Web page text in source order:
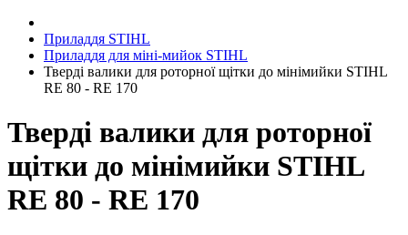
Приладдя STIHL
Приладдя для міні-мийок STIHL
Тверді валики для роторної щітки до мінімийки STIHL
RE 80 - RE 170
Тверді валики для роторної
щітки до мінімийки STIHL
RE 80 - RE 170